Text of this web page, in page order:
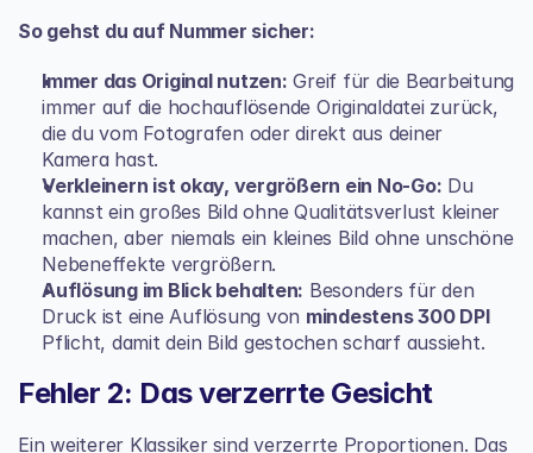
So gehst du auf Nummer sicher:
Immer das Original nutzen: Greif für die Bearbeitung
immer auf die hochauflösende Originaldatei zurück,
die du vom Fotografen oder direkt aus deiner
Kamera hast.
Verkleinern ist okay, vergrößern ein No-Go: Du
kannst ein großes Bild ohne Qualitätsverlust kleiner
machen, aber niemals ein kleines Bild ohne unschöne
Nebeneffekte vergrößern.
Auflösung im Blick behalten: Besonders für den
Druck ist eine Auflösung von mindestens 300 DPI
Pflicht, damit dein Bild gestochen scharf aussieht.
Fehler 2: Das verzerrte Gesicht
Ein weiterer Klassiker sind verzerrte Proportionen. Das